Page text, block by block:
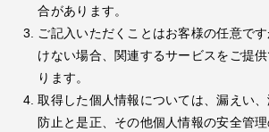
合があります。
ご記入いただくことはお客様の任意で
けない場合、関連するサービスをご提
ります。
取得した個人情報については、漏えい
防止と是正、その他個人情報の安全管